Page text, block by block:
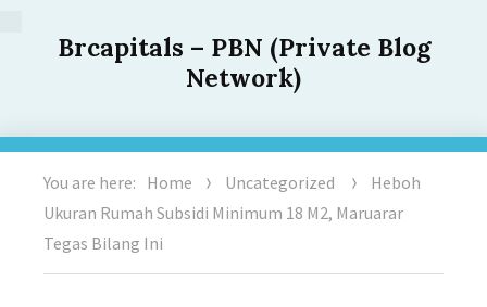
Brcapitals – PBN (Private Blog
Network)
You are here: Home Uncategorized
Heboh
Ukuran Rumah Subsidi Minimum 18 M2, Maruarar
Tegas Bilang Ini